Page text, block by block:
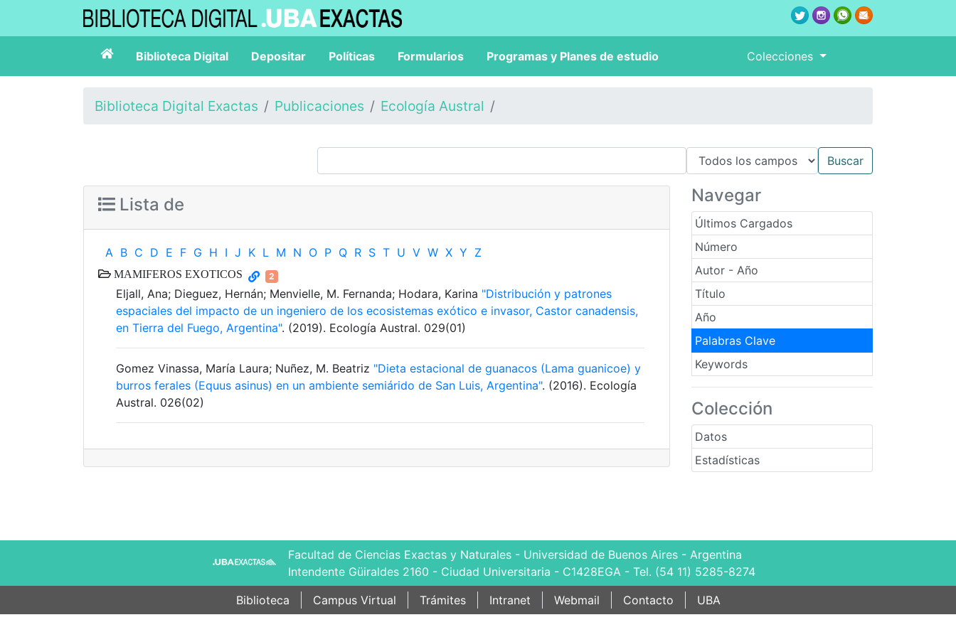
Biblioteca Digital Depositar Políticas Formularios Programas y Planes de estudio Colecciones
Biblioteca Digital Exactas Publicaciones Ecología Austral
Navegar
Últimos Cargados
Número
Autor - Año
Título
Año
Palabras Clave
Keywords
Colección
Datos
Estadísticas
Lista de
A B C D E F G H I J K L M N O P Q R S T U V W X Y Z
MAMIFEROS EXOTICOS 2
Eljall, Ana; Dieguez, Hernán; Menvielle, M. Fernanda; Hodara, Karina "Distribución y patrones
espaciales del impacto de un ingeniero de los ecosistemas exótico e invasor, Castor canadensis,
en Tierra del Fuego, Argentina". (2019). Ecología Austral. 029(01)
Gomez Vinassa, María Laura; Nuñez, M. Beatriz "Dieta estacional de guanacos (Lama guanicoe) y
burros ferales (Equus asinus) en un ambiente semiárido de San Luis, Argentina". (2016). Ecología
Austral. 026(02)
Facultad de Ciencias Exactas y Naturales - Universidad de Buenos Aires - Argentina
Intendente Güiraldes 2160 - Ciudad Universitaria - C1428EGA - Tel. (54 11) 5285-8274
Biblioteca
Campus Virtual Trámites Intranet Webmail Contacto UBA